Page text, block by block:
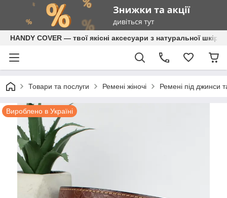
HANDY COVER — твої якісні аксесуари з натуральної шкіри
Товари та послуги Ремені жіночі Ремені під джинси
Вироблено в Україні